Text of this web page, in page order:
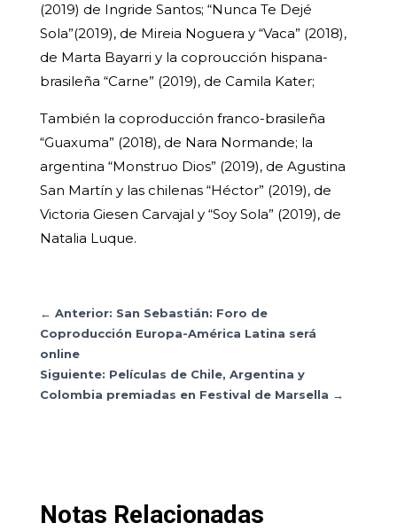
(2019) de Ingride Santos; “Nunca Te Dejé
Sola”(2019), de Mireia Noguera y “Vaca” (2018),
de Marta Bayarri y la coproucción hispana-
brasileña “Carne” (2019), de Camila Kater;
También la coproducción franco-brasileña
“Guaxuma” (2018), de Nara Normande; la
argentina “Monstruo Dios” (2019), de Agustina
San Martín y las chilenas “Héctor” (2019), de
Victoria Giesen Carvajal y “Soy Sola” (2019), de
Natalia Luque.
← Anterior: San Sebastián: Foro de
Coproducción Europa-América Latina será
online
Siguiente: Películas de Chile, Argentina y
Colombia premiadas en Festival de Marsella →
Notas Relacionadas